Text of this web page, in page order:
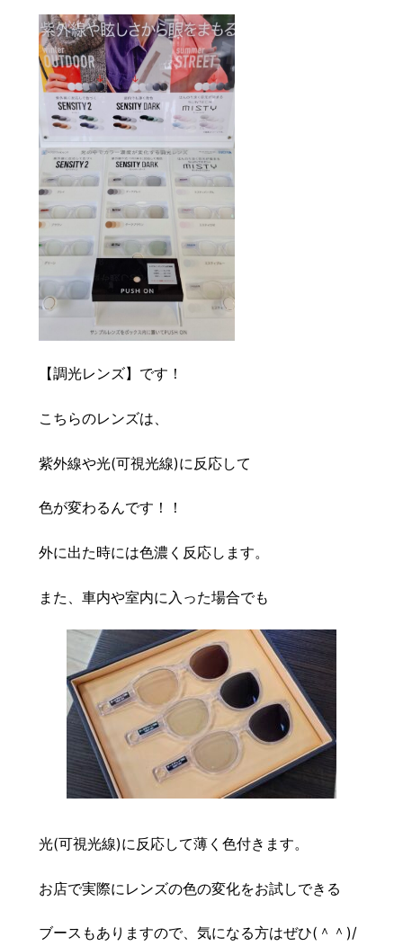
【調光レンズ】です！
こちらのレンズは、
紫外線や光(可視光線)に反応して
色が変わるんです！！
外に出た時には色濃く反応します。
また、車内や室内に入った場合でも
光(可視光線)に反応して薄く色付きます。
お店で実際にレンズの色の変化をお試しできる
ブースもありますので、気になる方はぜひ(＾＾)/